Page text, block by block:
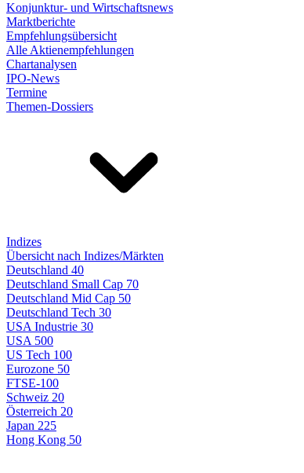
Konjunktur- und Wirtschaftsnews
Marktberichte
Empfehlungsübersicht
Alle Aktienempfehlungen
Chartanalysen
IPO-News
Termine
Themen-Dossiers
Indizes
Übersicht nach Indizes/Märkten
Deutschland 40
Deutschland Small Cap 70
Deutschland Mid Cap 50
Deutschland Tech 30
USA Industrie 30
USA 500
US Tech 100
Eurozone 50
FTSE-100
Schweiz 20
Österreich 20
Japan 225
Hong Kong 50